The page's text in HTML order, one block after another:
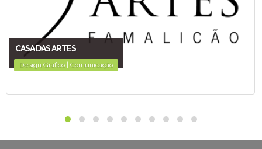
Design Gráfico | Comunicação